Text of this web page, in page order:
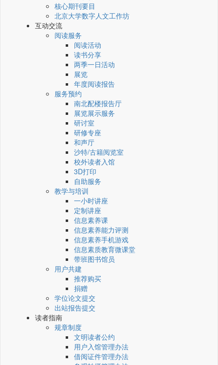
核心期刊要目
北京大学数字人文工作坊
互动交流
阅读服务
阅读活动
读书分享
两季一日活动
展览
年度阅读报告
服务预约
南北配楼报告厅
展览展示服务
研讨室
研修专座
和声厅
沙特/古籍阅览室
校外读者入馆
3D打印
自助服务
教学与培训
一小时讲座
定制讲座
信息素养课
信息素养能力评测
信息素养手机游戏
信息素质教育微课堂
带班图书馆员
用户共建
推荐购买
捐赠
学位论文提交
出站报告提交
读者指南
规章制度
文明读者公约
用户入馆管理办法
借阅证件管理办法